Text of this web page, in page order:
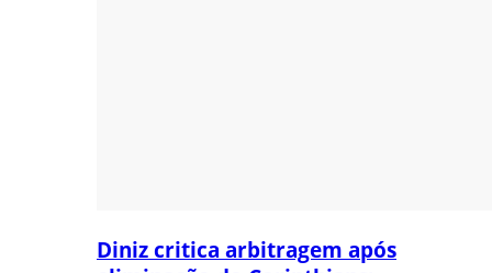
Diniz critica arbitragem após